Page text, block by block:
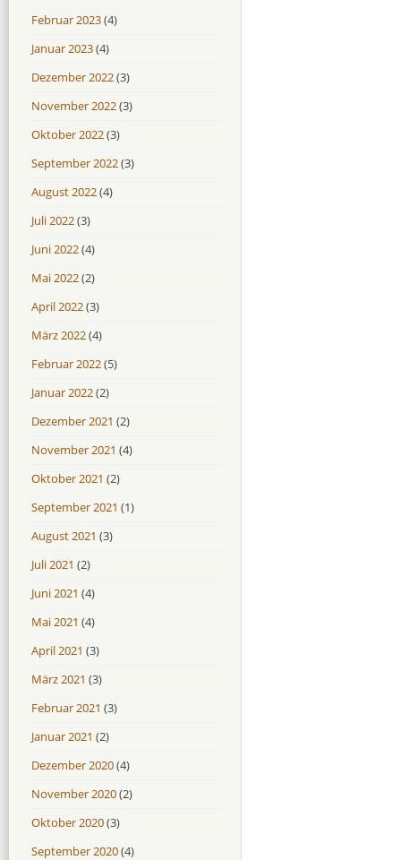
Februar 2023(4)
Januar 2023(4)
Dezember 2022(3)
November 2022(3)
Oktober 2022(3)
September 2022(3)
August 2022(4)
Juli 2022(3)
Juni 2022(4)
Mai 2022(2)
April 2022(3)
März 2022(4)
Februar 2022(5)
Januar 2022(2)
Dezember 2021 (2)
November 2021 (4)
Oktober 2021 (2)
September 2021 (1)
August 2021 (3)
Juli 2021 (2)
Juni 2021 (4)
Mai 2021 (4)
April 2021 (3)
März 2021 (3)
Februar 2021 (3)
Januar 2021 (2)
Dezember 2020(4)
November 2020(2)
Oktober 2020(3)
September 2020(4)